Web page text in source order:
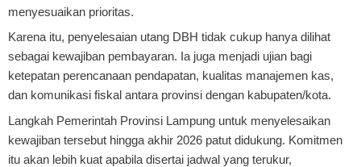
menyesuaikan prioritas.
Karena itu, penyelesaian utang DBH tidak cukup hanya dilihat
sebagai kewajiban pembayaran. Ia juga menjadi ujian bagi
ketepatan perencanaan pendapatan, kualitas manajemen kas,
dan komunikasi fiskal antara provinsi dengan kabupaten/kota.
Langkah Pemerintah Provinsi Lampung untuk menyelesaikan
kewajiban tersebut hingga akhir 2026 patut didukung. Komitmen
itu akan lebih kuat apabila disertai jadwal yang terukur,